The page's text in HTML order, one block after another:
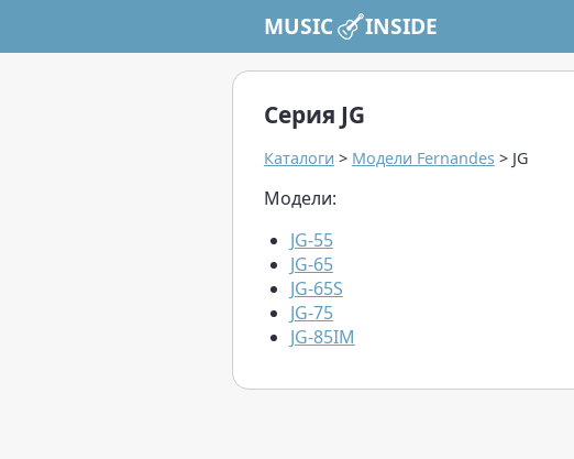
Серия JG
Каталоги > Модели Fernandes> JG
Модели:
JG-55
JG-65
JG-65S
JG-75
JG-85IM
MUSIC INSIDE